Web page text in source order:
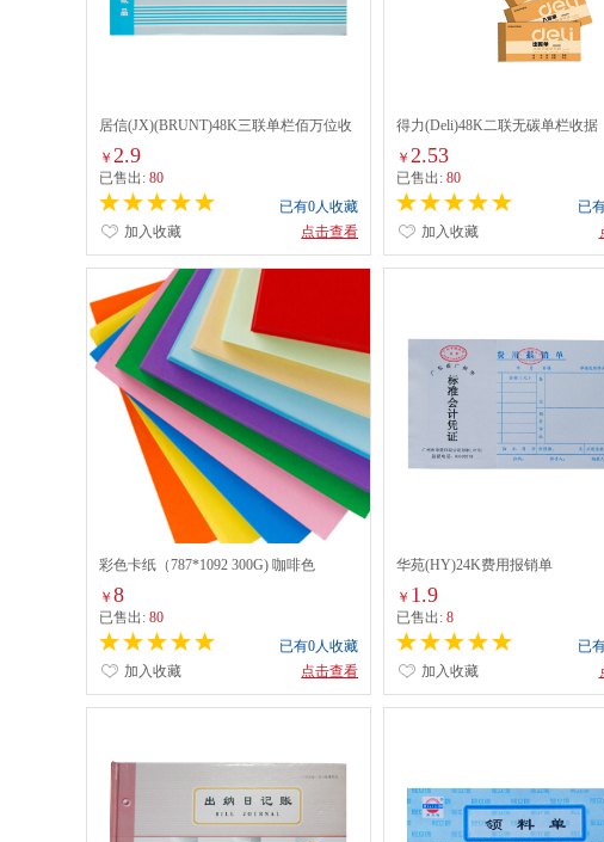
居信(JX)(BRUNT)48K三联单栏佰万位收
￥ 2.9
已售出: 80
已有0人收藏
点击查看
加入收藏
得力(Deli)48K二联无碳单栏收据
￥ 2.53
已售出:80
已
加入收藏
彩色卡纸（787*1092 300G) 咖啡色
￥ 8
已售出: 80
已有0人收藏
点击查看
加入收藏
华苑(HY)24K费用报销单
￥ 1.9
已售出:8
已
加入收藏